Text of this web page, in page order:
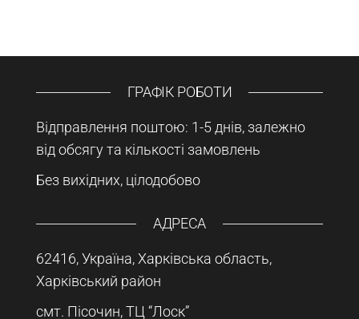
ГРАФІК РОБОТИ
Відправлення поштою: 1-5 днів, залежно
від обсягу та кількості замовлень
Без вихідних, цілодобово
АДРЕСА
62416, Україна, Харківська область,
Харківський район
смт. Пісочин, ТЦ “Лоск”